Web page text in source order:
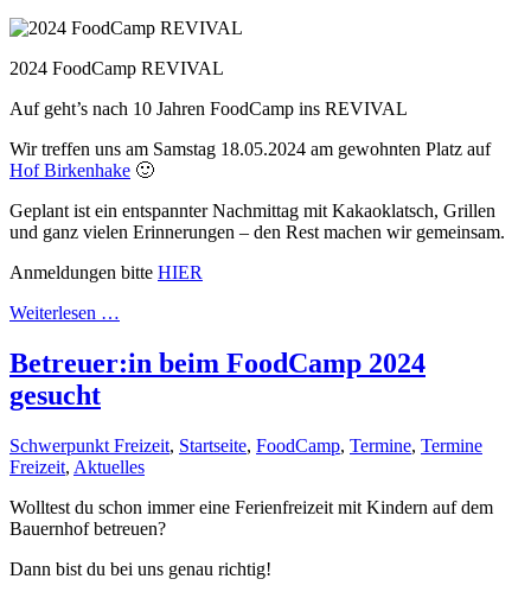
2024 FoodCamp REVIVAL
Auf geht’s nach 10 Jahren FoodCamp ins REVIVAL
Wir treffen uns am Samstag 18.05.2024 am gewohnten Platz auf
Hof Birkenhake 🙂
Geplant ist ein entspannter Nachmittag mit Kakaoklatsch, Grillen
und ganz vielen Erinnerungen – den Rest machen wir gemeinsam.
Anmeldungen bitte HIER
Weiterlesen …
Betreuer:in beim FoodCamp 2024
gesucht
Schwerpunkt Freizeit, Startseite, FoodCamp, Termine, Termine
Freizeit, Aktuelles
Wolltest du schon immer eine Ferienfreizeit mit Kindern auf dem
Bauernhof betreuen?
Dann bist du bei uns genau richtig!